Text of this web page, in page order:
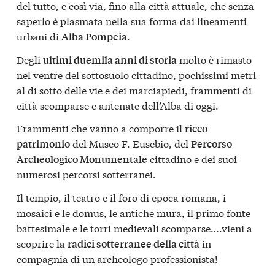
del tutto, e così via, fino alla città attuale, che senza
saperlo è plasmata nella sua forma dai lineamenti
urbani di Alba Pompeia.
Degli ultimi duemila anni di storia molto è rimasto
nel ventre del sottosuolo cittadino, pochissimi metri
al di sotto delle vie e dei marciapiedi, frammenti di
città scomparse e antenate dell’Alba di oggi.
Frammenti che vanno a comporre il ricco
patrimoniodel Museo F. Eusebio, del Percorso
Archeologico Monumentale cittadino e dei suoi
numerosi percorsi sotterranei.
Il tempio, il teatro e il foro di epoca romana, i
mosaici e le domus, le antiche mura, il primo fonte
battesimale e le torri medievali scomparse….vieni a
scoprire la radici sotterranee della cittàin
compagnia di un archeologo professionista!